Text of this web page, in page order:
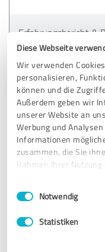
Diese Webseite
Wir verwenden
personalisieren,
können und die
Außerdem geben wir
unserer Website an
Werbung und
Informationen
zusammen, die Sie
Rahmen Ihrer
Impressum
Einwilligungsauswahl
Notwendig
Statistiken
Erfahrungsbericht &
Jenny Winkler
26.03.2020 Anonym
5,00 von 5
SEHR GUT
empfehlen. Sie ist
redegewandt. Auch
hat eine angenehme